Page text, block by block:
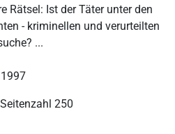
Rätsel: Ist der Täter unter den
- kriminellen und verurteilten
...
250